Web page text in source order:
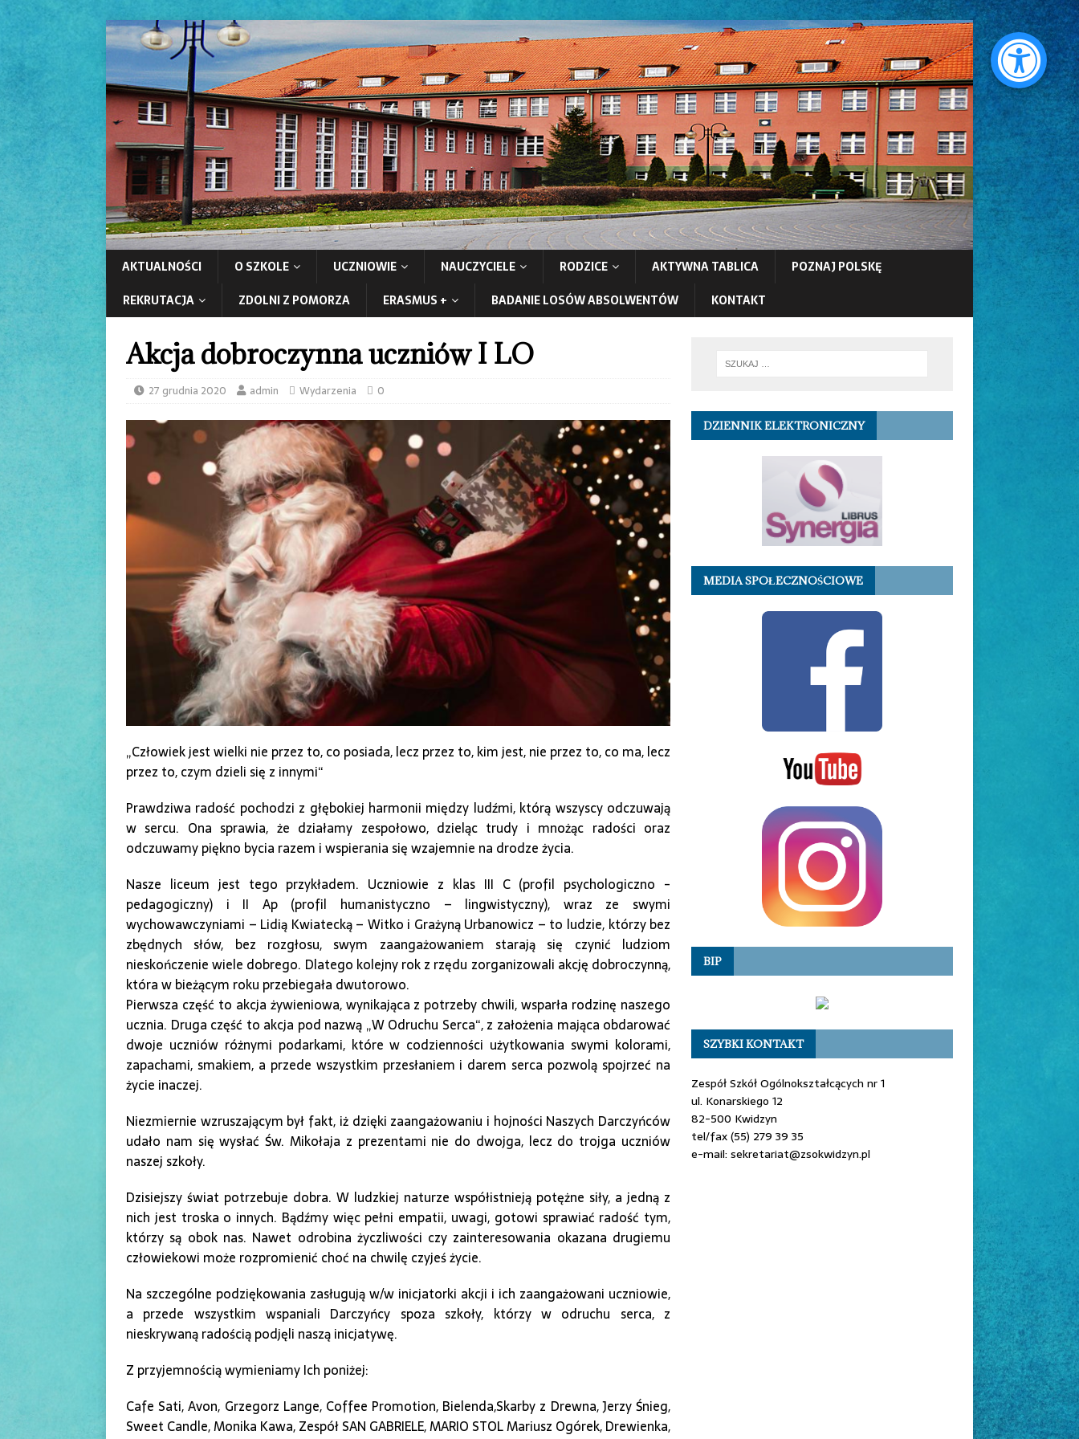
AKTUALNOŚCI O SZKOLE UCZNIOWIE NAUCZYCIELE RODZICE AKTYWNA TABLICA
POZNAJ POLSKĘ
REKRUTACJA
ZDOLNI Z POMORZA ERASMUS + BADANIE LOSÓW ABSOLWENTÓW KONTAKT
Akcja dobroczynna uczniów I LO
27 grudnia 2020 admin Wydarzenia 0
„Człowiek jest wielki nie przez to, co posiada, lecz przez to, kim jest, nie przez to, co ma, lecz
przez to, czym dzieli się z innymi“
Prawdziwa radość pochodzi z głębokiej harmonii między ludźmi, którą wszyscy odczuwają
w sercu. Ona sprawia, że działamy zespołowo, dzieląc trudy i mnożąc radości oraz
odczuwamy piękno bycia razem i wspierania się wzajemnie na drodze życia.
Nasze liceum jest tego przykładem. Uczniowie z klas III C (profil psychologiczno -
pedagogiczny) i II Ap (profil humanistyczno – lingwistyczny), wraz ze swymi
wychowawczyniami – Lidią Kwiatecką – Witko i Grażyną Urbanowicz – to ludzie, którzy bez
zbędnych słów, bez rozgłosu, swym zaangażowaniem starają się czynić ludziom
nieskończenie wiele dobrego. Dlatego kolejny rok z rzędu zorganizowali akcję dobroczynną,
która w bieżącym roku przebiegała dwutorowo.
Pierwsza część to akcja żywieniowa, wynikająca z potrzeby chwili, wsparła rodzinę naszego
ucznia. Druga część to akcja pod nazwą „W Odruchu Serca“, z założenia mająca obdarować
dwoje uczniów różnymi podarkami, które w codzienności użytkowania swymi kolorami,
zapachami, smakiem, a przede wszystkim przesłaniem i darem serca pozwolą spojrzeć na
życie inaczej.
Niezmiernie wzruszającym był fakt, iż dzięki zaangażowaniu i hojności Naszych Darczyńców
udało nam się wysłać Św. Mikołaja z prezentami nie do dwojga, lecz do trojga uczniów
naszej szkoły.
Dzisiejszy świat potrzebuje dobra. W ludzkiej naturze współistnieją potężne siły, a jedną z
nich jest troska o innych. Bądźmy więc pełni empatii, uwagi, gotowi sprawiać radość tym,
którzy są obok nas. Nawet odrobina życzliwości czy zainteresowania okazana drugiemu
człowiekowi może rozpromienić choć na chwilę czyjeś życie.
Na szczególne podziękowania zasługują w/w inicjatorki akcji i ich zaangażowani uczniowie,
a przede wszystkim wspaniali Darczyńcy spoza szkoły, którzy w odruchu serca, z
nieskrywaną radością podjęli naszą inicjatywę.
Z przyjemnością wymieniamy Ich poniżej:
Cafe Sati, Avon, Grzegorz Lange, Coffee Promotion, Bielenda,Skarby z Drewna, Jerzy Śnieg,
Sweet Candle, Monika Kawa, Zespół SAN GABRIELE, MARIO STOL Mariusz Ogórek, Drewienka,
DZIENNIK ELEKTRONICZNY
MEDIA SPOŁECZNOŚCIOWE
BIP
SZYBKI KONTAKT
Zespół Szkół Ogólnokształcących nr 1
ul. Konarskiego 12
82-500 Kwidzyn
tel/fax (55) 279 39 35
e-mail: sekretariat@zsokwidzyn.pl